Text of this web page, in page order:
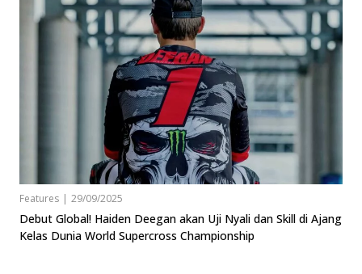
Features | 29/09/2025
Debut Global! Haiden Deegan akan Uji Nyali dan Skill di Ajang
Kelas Dunia World Supercross Championship